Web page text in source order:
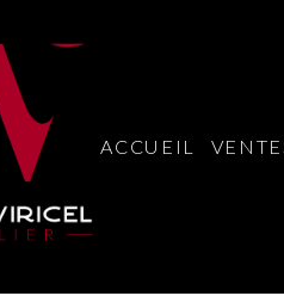
ACCUEIL